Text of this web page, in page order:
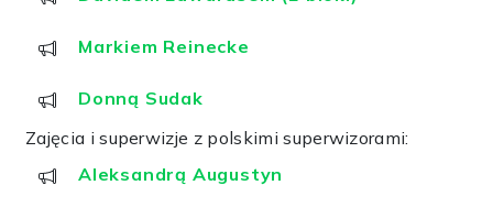
Markiem Reinecke
Donną Sudak
Zajęcia i superwizje z polskimi superwizorami:
Aleksandrą Augustyn